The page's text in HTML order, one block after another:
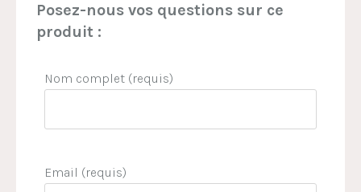
Posez-nous vos questions sur ce
produit :
Nom complet (requis)
Email (requis)